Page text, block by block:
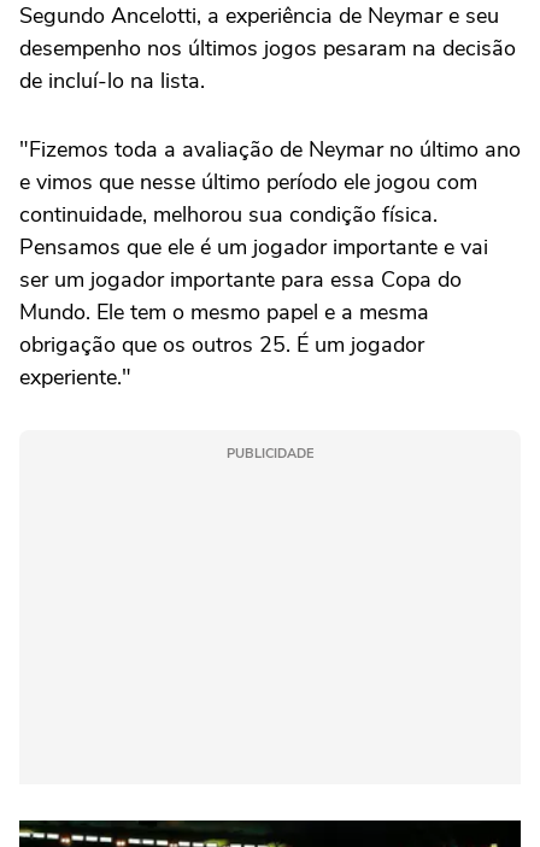
Segundo Ancelotti, a experiência de Neymar e seu
desempenho nos últimos jogos pesaram na decisão
de incluí-lo na lista.
"Fizemos toda a avaliação de Neymar no último ano
e vimos que nesse último período ele jogou com
continuidade, melhorou sua condição física.
Pensamos que ele é um jogador importante e vai
ser um jogador importante para essa Copa do
Mundo. Ele tem o mesmo papel e a mesma
obrigação que os outros 25. É um jogador
experiente."
PUBLICIDADE